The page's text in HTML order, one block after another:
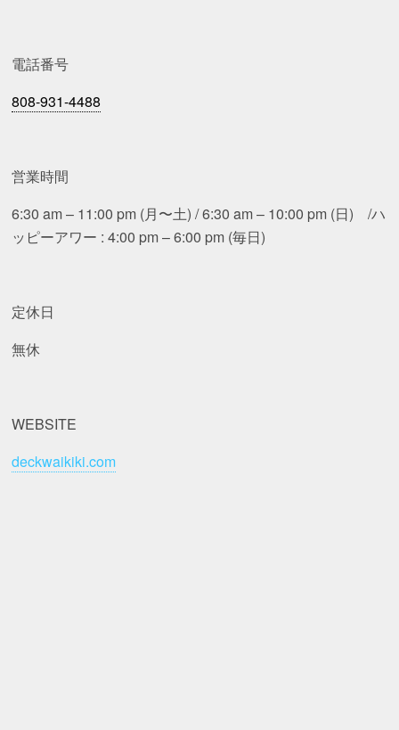
電話番号
808-931-4488
営業時間
6:30 am – 11:00 pm (月〜土) / 6:30 am – 10:00 pm (日) /ハ
ッピーアワー : 4:00 pm – 6:00 pm (毎日)
定休日
無休
WEBSITE
deckwaikiki.com